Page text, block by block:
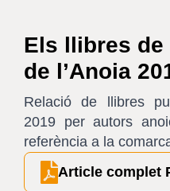
Els llibres de
de l’Anoia
Relació de llibres
2019 per autors
referència a la
Article complet